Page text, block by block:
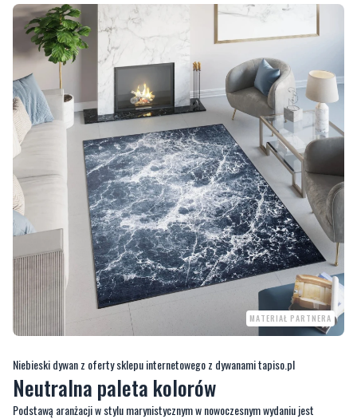
MATERIAŁ PARTNERA
Niebieski dywan z oferty sklepu internetowego z dywanami tapiso.pl
Neutralna paleta kolorów
Podstawą aranżacji w stylu marynistycznym w nowoczesnym wydaniu jest